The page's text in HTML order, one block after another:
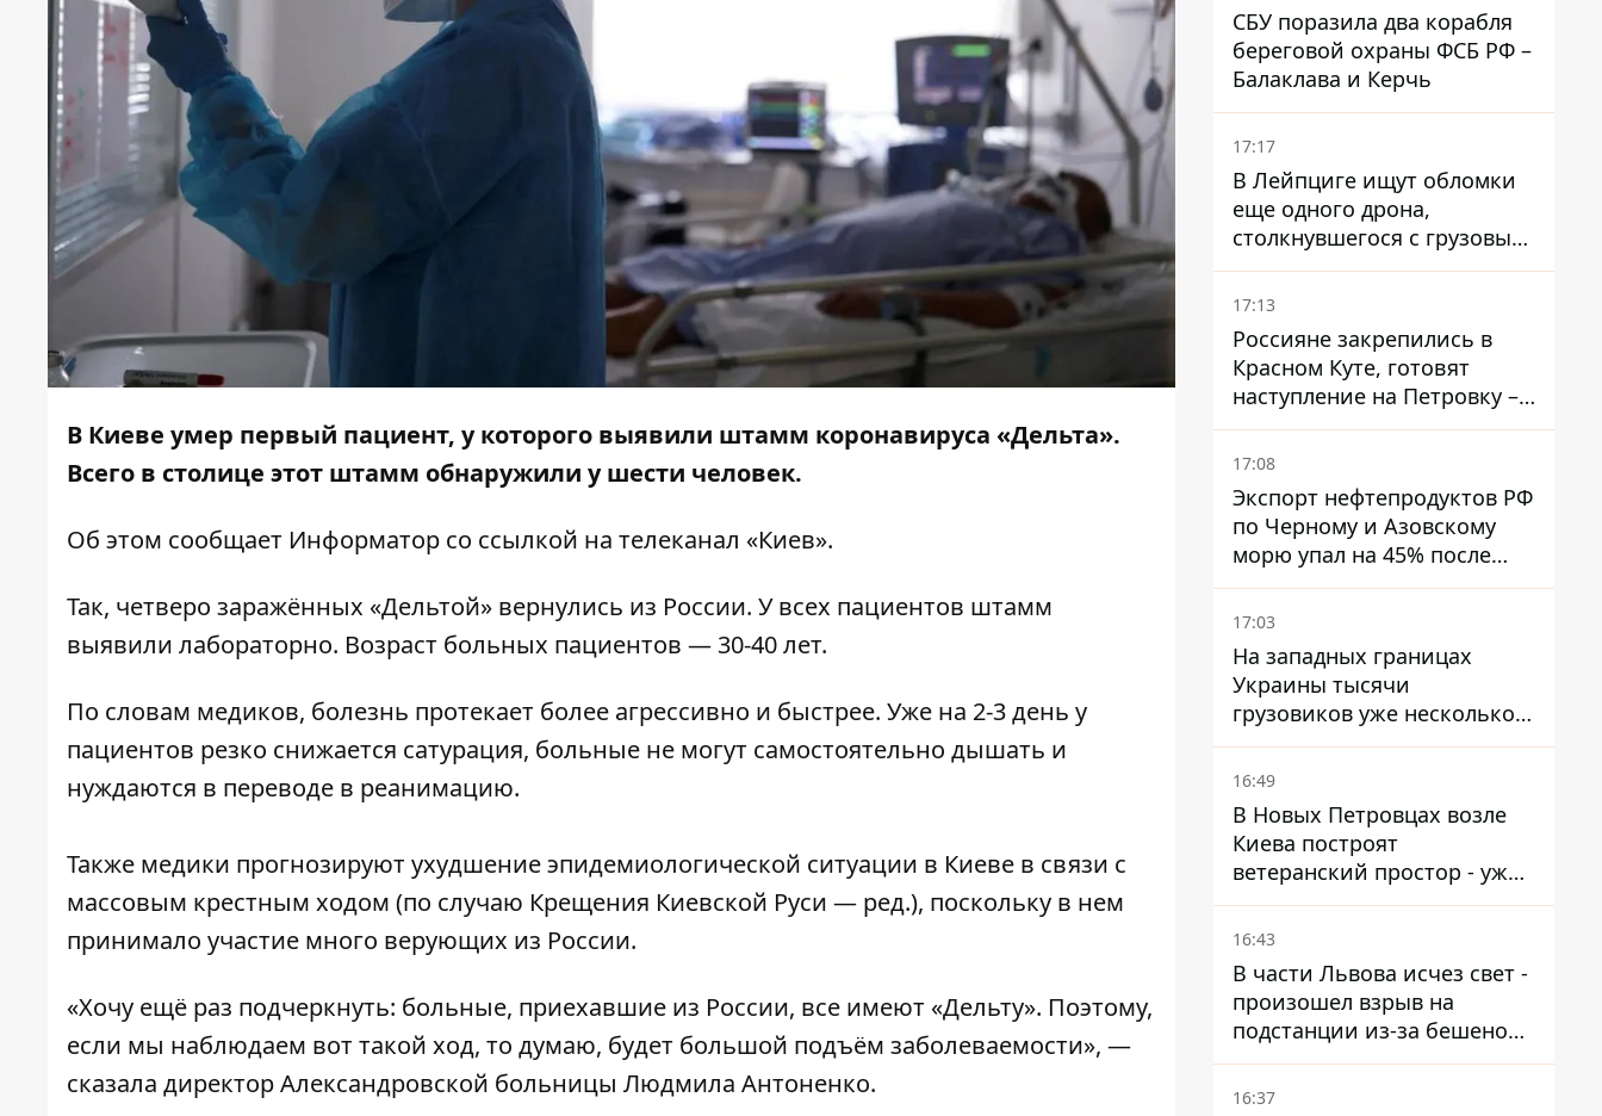
В Киеве умер первый пациент, у которого выявили штамм коронавируса «Дельта».
Всего в столице этот штамм обнаружили у шести человек.
Об этом сообщает Информатор со ссылкой на телеканал «Киев».
Так, четверо заражённых «Дельтой» вернулись из России. У всех пациентов штамм
выявили лабораторно. Возраст больных пациентов — 30-40 лет.
По словам медиков, болезнь протекает более агрессивно и быстрее. Уже на 2-3 день у
пациентов резко снижается сатурация, больные не могут самостоятельно дышать и
нуждаются в переводе в реанимацию.
Также медики прогнозируют ухудшение эпидемиологической ситуации в Киеве в связи с
массовым крестным ходом (по случаю Крещения Киевской Руси — ред.), поскольку в нем
принимало участие много верующих из России.
«Хочу ещё раз подчеркнуть: больные, приехавшие из России, все имеют «Дельту». Поэтому,
если мы наблюдаем вот такой ход, то думаю, будет большой подъём заболеваемости», —
сказала директор Александровской больницы Людмила Антоненко.
СБУ поразила два корабля
береговой охраны ФСБ РФ –
Балаклава и Керчь
17:17
В Лейпциге ищут обломки
еще одного дрона,
столкнувшегося с грузовым
самолетом
17:13
Россияне закрепились в
Красном Куте, готовят
наступление на Петровку –
на Дружковском
направлении есть угроза
обхода позиций ВСУ
17:08
Экспорт нефтепродуктов РФ
по Черному и Азовскому
морю упал на 45% после
ударов Украины
17:03
На западных границах
Украины тысячи
грузовиков уже несколько
дней в бесконечной
очереди – это признак
16:49
В Новых Петровцах возле
Киева построят
ветеранский простор - уже
нашли проектанта
16:43
В части Львова исчез свет -
произошел взрыв на
подстанции из-за бешеной
жары
16:37